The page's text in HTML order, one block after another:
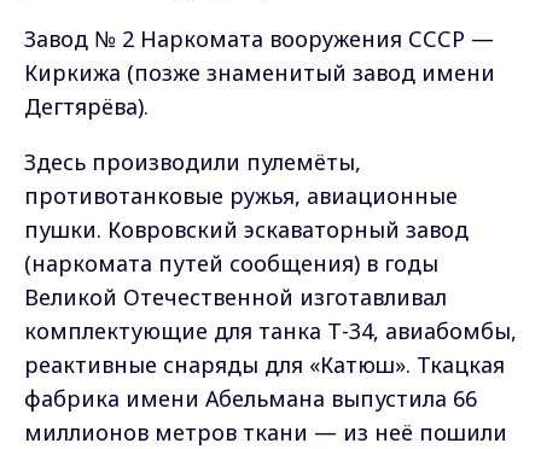
Завод № 2 Наркомата вооружения СССР —
Киркижа (позже знаменитый завод имени
Дегтярёва).
Здесь производили пулемёты,
противотанковые ружья, авиационные
пушки. Ковровский эскаваторный завод
(наркомата путей сообщения) в годы
Великой Отечественной изготавливал
комплектующие для танка Т-34, авиабомбы,
реактивные снаряды для «Катюш». Ткацкая
фабрика имени Абельмана выпустила 66
миллионов метров ткани — из неё пошили